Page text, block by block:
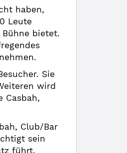
haben,
Leute
bietet.
Sie
wird
Casbah,
Club/Bar
sein
führt.